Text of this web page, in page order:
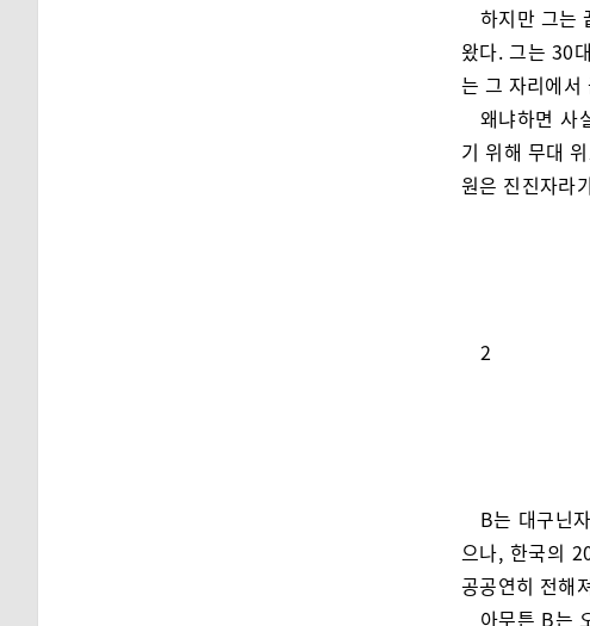
하지만 그는
왔다. 그는 30
는 그 자리에서
왜냐하면 사
기 위해 무대
원은 진진자라
2
B는 대구닌
으나, 한국의
공공연히 전해
아무튼 B는